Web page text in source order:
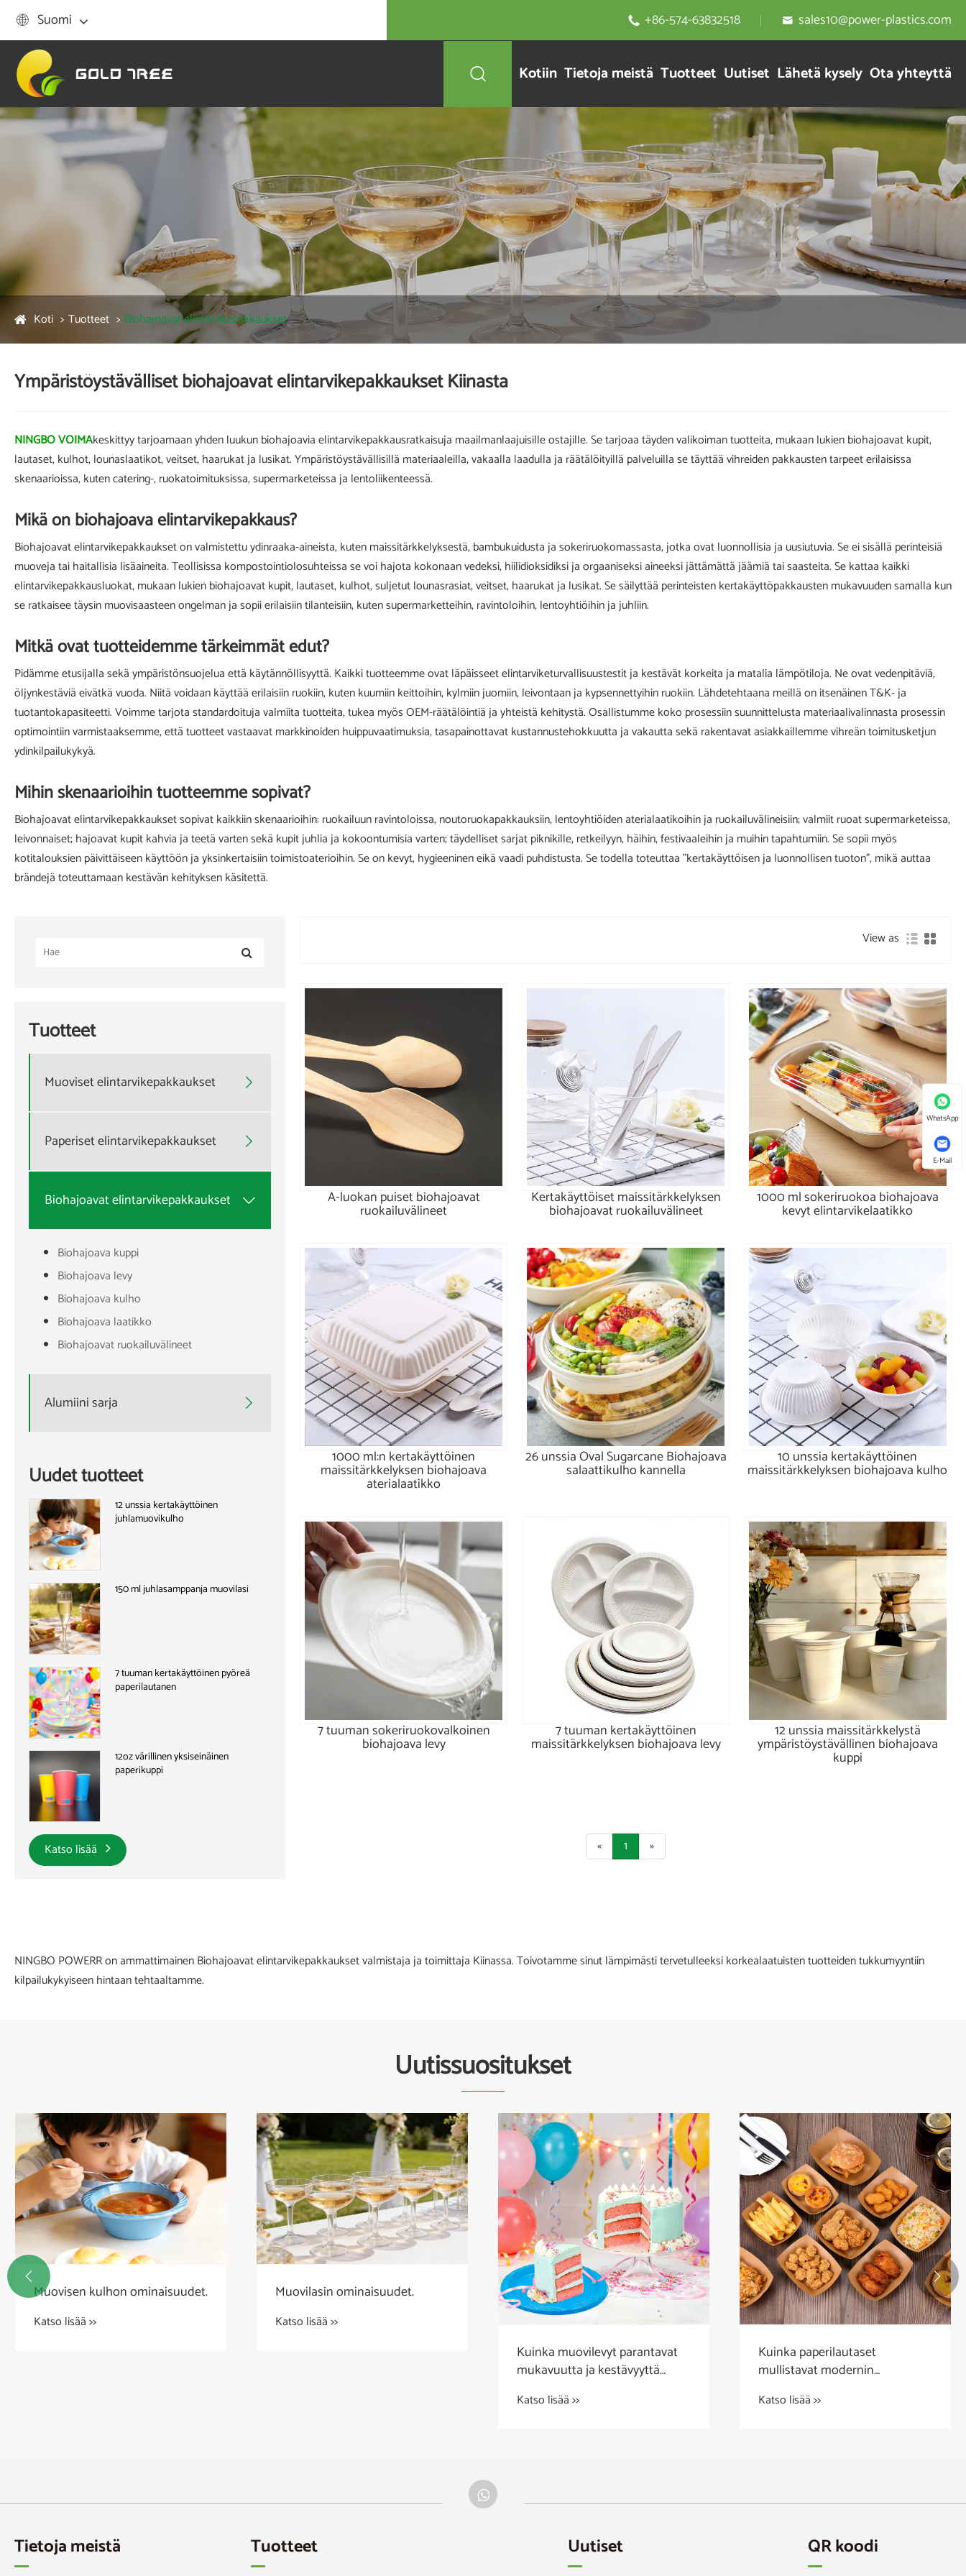
 Suomi  +86-574-63832518  sales10@power-plastics.com
 Kotiin Tietoja meistä Tuotteet Uutiset Lähetä kysely Ota yhteyttä
Koti Tuotteet Biohajoavat elintarvikepakkaukset
Ympäristöystävälliset biohajoavat elintarvikepakkaukset Kiinasta
NINGBO VOIMAkeskittyy tarjoamaan yhden luukun biohajoavia elintarvikepakkausratkaisuja maailmanlaajuisille ostajille. Se tarjoaa täyden valikoiman tuotteita, mukaan lukien biohajoavat kupit,
lautaset, kulhot, lounaslaatikot, veitset, haarukat ja lusikat. Ympäristöystävällisillä materiaaleilla, vakaalla laadulla ja räätälöityillä palveluilla se täyttää vihreiden pakkausten tarpeet erilaisissa
skenaarioissa, kuten catering-, ruokatoimituksissa, supermarketeissa ja lentoliikenteessä.
Mikä on biohajoava elintarvikepakkaus?
Biohajoavat elintarvikepakkaukset on valmistettu ydinraaka-aineista, kuten maissitärkkelyksestä, bambukuidusta ja sokeriruokomassasta, jotka ovat luonnollisia ja uusiutuvia. Se ei sisällä perinteisiä
muoveja tai haitallisia lisäaineita. Teollisissa kompostointiolosuhteissa se voi hajota kokonaan vedeksi, hiilidioksidiksi ja orgaaniseksi aineeksi jättämättä jäämiä tai saasteita. Se kattaa kaikki
elintarvikepakkausluokat, mukaan lukien biohajoavat kupit, lautaset, kulhot, suljetut lounasrasiat, veitset, haarukat ja lusikat. Se säilyttää perinteisten kertakäyttöpakkausten mukavuuden samalla kun
se ratkaisee täysin muovisaasteen ongelman ja sopii erilaisiin tilanteisiin, kuten supermarketteihin, ravintoloihin, lentoyhtiöihin ja juhliin.
Mitkä ovat tuotteidemme tärkeimmät edut?
Pidämme etusijalla sekä ympäristönsuojelua että käytännöllisyyttä. Kaikki tuotteemme ovat läpäisseet elintarviketurvallisuustestit ja kestävät korkeita ja matalia lämpötiloja. Ne ovat vedenpitäviä,
öljynkestäviä eivätkä vuoda. Niitä voidaan käyttää erilaisiin ruokiin, kuten kuumiin keittoihin, kylmiin juomiin, leivontaan ja kypsennettyihin ruokiin. Lähdetehtaana meillä on itsenäinen T&K- ja
tuotantokapasiteetti. Voimme tarjota standardoituja valmiita tuotteita, tukea myös OEM-räätälöintiä ja yhteistä kehitystä. Osallistumme koko prosessiin suunnittelusta materiaalivalinnasta prosessin
optimointiin varmistaaksemme, että tuotteet vastaavat markkinoiden huippuvaatimuksia, tasapainottavat kustannustehokkuutta ja vakautta sekä rakentavat asiakkaillemme vihreän toimitusketjun
ydinkilpailukykyä.
Mihin skenaarioihin tuotteemme sopivat?
Biohajoavat elintarvikepakkaukset sopivat kaikkiin skenaarioihin: ruokailuun ravintoloissa, noutoruokapakkauksiin, lentoyhtiöiden aterialaatikoihin ja ruokailuvälineisiin; valmiit ruoat supermarketeissa,
leivonnaiset; hajoavat kupit kahvia ja teetä varten sekä kupit juhlia ja kokoontumisia varten; täydelliset sarjat piknikille, retkeilyyn, häihin, festivaaleihin ja muihin tapahtumiin. Se sopii myös
kotitalouksien päivittäiseen käyttöön ja yksinkertaisiin toimistoaterioihin. Se on kevyt, hygieeninen eikä vaadi puhdistusta. Se todella toteuttaa "kertakäyttöisen ja luonnollisen tuoton", mikä auttaa
brändejä toteuttamaan kestävän kehityksen käsitettä.
Tuotteet
Muoviset elintarvikepakkaukset 
Paperiset elintarvikepakkaukset 
Biohajoavat elintarvikepakkaukset 
Biohajoava kuppi
Biohajoava levy
Biohajoava kulho
Biohajoava laatikko
Biohajoavat ruokailuvälineet
Alumiini sarja 
Uudet tuotteet
12 unssia kertakäyttöinen
juhlamuovikulho
150 ml juhlasamppanja muovilasi
7 tuuman kertakäyttöinen pyöreä
paperilautanen
12oz värillinen yksiseinäinen
paperikuppi
Katso lisää
View as
A-luokan puiset biohajoavat
ruokailuvälineet
Kertakäyttöiset maissitärkkelyksen
biohajoavat ruokailuvälineet
1000 ml sokeriruokoa biohajoava
kevyt elintarvikelaatikko
1000 ml:n kertakäyttöinen
maissitärkkelyksen biohajoava
aterialaatikko
26 unssia Oval Sugarcane Biohajoava
salaattikulho kannella
10 unssia kertakäyttöinen
maissitärkkelyksen biohajoava kulho
7 tuuman sokeriruokovalkoinen
biohajoava levy
7 tuuman kertakäyttöinen
maissitärkkelyksen biohajoava levy
12 unssia maissitärkkelystä
ympäristöystävällinen biohajoava
kuppi
« 1 »
NINGBO POWERR on ammattimainen Biohajoavat elintarvikepakkaukset valmistaja ja toimittaja Kiinassa. Toivotamme sinut lämpimästi tervetulleeksi korkealaatuisten tuotteiden tukkumyyntiin
kilpailukykyiseen hintaan tehtaaltamme.
Uutissuositukset
Muovisen kulhon ominaisuudet.
Katso lisää >>
Muovilasin ominaisuudet.
Katso lisää >>
Kuinka muovilevyt parantavat
mukavuutta ja kestävyyttä
Katso lisää >>
Kuinka paperilautaset
mullistavat modernin
Katso lisää >>
 
Tietoja meistä Tuotteet Uutiset QR koodi
WhatsApp
E-Mail